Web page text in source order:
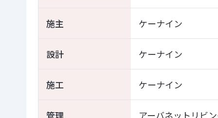
施主 ケーナイン
設計 ケーナイン
施工 ケーナイン
管理 アーバネットリビ